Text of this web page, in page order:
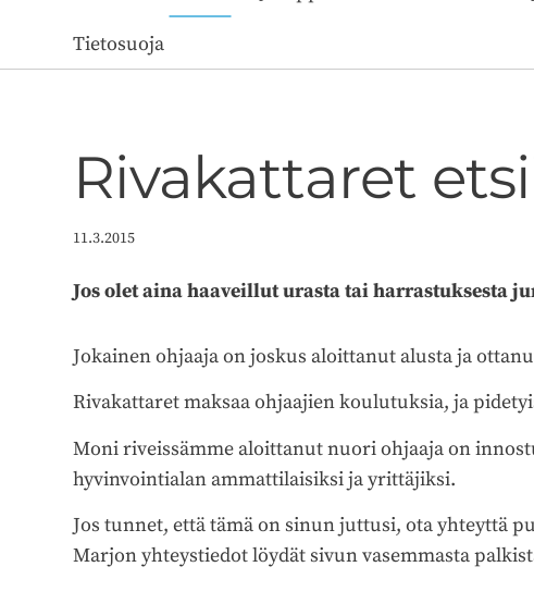
Tietosuoja
Rivakattaret
11.3.2015
Jos olet aina haaveillut urasta tai harrastuksesta
Jokainen ohjaaja on joskus aloittanut alusta ja
Rivakattaret maksaa ohjaajien koulutuksia, ja
Moni riveissämme aloittanut nuori ohjaaja on
hyvinvointialan ammattilaisiksi ja yrittäjiksi.
Jos tunnet, että tämä on sinun juttusi, ota yhteyttä
Marjon yhteystiedot löydät sivun vasemmasta